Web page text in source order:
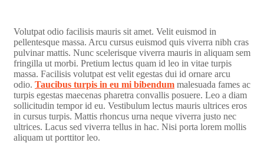
Volutpat odio facilisis mauris sit amet. Velit euismod in
pellentesque massa. Arcu cursus euismod quis viverra nibh cras
pulvinar mattis. Nunc scelerisque viverra mauris in aliquam sem
fringilla ut morbi. Pretium lectus quam id leo in vitae turpis
massa. Facilisis volutpat est velit egestas dui id ornare arcu
odio. Taucibus turpis in eu mi bibendum malesuada fames ac
turpis egestas maecenas pharetra convallis posuere. Leo a diam
sollicitudin tempor id eu. Vestibulum lectus mauris ultrices eros
in cursus turpis. Mattis rhoncus urna neque viverra justo nec
ultrices. Lacus sed viverra tellus in hac. Nisi porta lorem mollis
aliquam ut porttitor leo.